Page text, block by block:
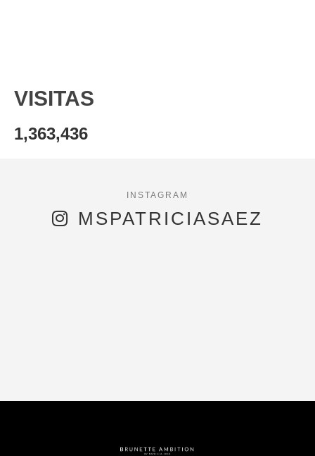
VISITAS
1,363,436
MSPATRICIASAEZ